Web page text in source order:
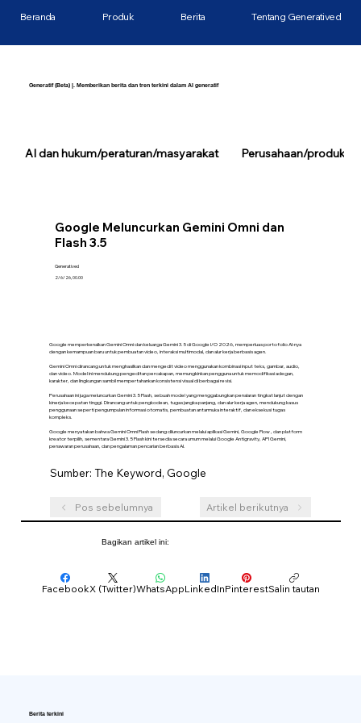
Generatif (Beta) |. Memberikan berita dan tren terkini dalam AI generatif
Google Meluncurkan Gemini Omni dan
Flash 3.5
Generatived
2/6/26, 00.00
Google memperkenalkan Gemini Omni dan keluarga Gemini 3.5 di Google I/O 2026, memperluas portofolio AI-nya
dengan kemampuan baru untuk pembuatan video, interaksi multimodal, dan alur kerja berbasis agen.
Gemini Omni dirancang untuk menghasilkan dan mengedit video menggunakan kombinasi input teks, gambar, audio,
dan video. Model ini mendukung pengeditan percakapan, memungkinkan pengguna untuk memodifikasi adegan,
karakter, dan lingkungan sambil mempertahankan konsistensi visual di berbagai revisi.
Perusahaan ini juga meluncurkan Gemini 3.5 Flash, sebuah model yang menggabungkan penalaran tingkat lanjut dengan
kinerja kecepatan tinggi. Dirancang untuk pengkodean, tugas jangka panjang, dan alur kerja agen, mendukung kasus
penggunaan seperti pengumpulan informasi otomatis, pembuatan antarmuka interaktif, dan eksekusi tugas
kompleks.
Google menyatakan bahwa Gemini Omni Flash sedang diluncurkan melalui aplikasi Gemini, Google Flow , dan platform
kreator terpilih, sementara Gemini 3.5 Flash kini tersedia secara umum melalui Google Antigravity, API Gemini,
penawaran perusahaan, dan pengalaman pencarian berbasis AI.
Sumber: The Keyword, Google
Pos sebelumnya Artikel berikutnya
Beranda Produk Berita Tentang Generatived
Bagikan artikel ini:
FacebookX (Twitter)WhatsAppLinkedInPinterestSalin tautan
AI dan hukum/peraturan/masyarakat Perusahaan/produk/
Berita terkini